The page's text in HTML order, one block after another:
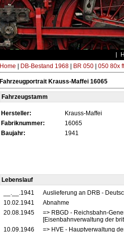
Home DB-Bestand 1968| BR 050| 050 80x ff
Fahrzeugportrait Krauss-Maffei 16065
Fahrzeugstamm
Hersteller:
Krauss-Maffei
Fabriknummer:
16065
Baujahr:
1941
Lebenslauf
__.__.1941
Auslieferung an DRB -
10.02.1941
Abnahme
20.08.1945
=> RBGD - Reichsbahn-
[Eisenbahnverwaltung der
10.09.1946
=> HVE - Hauptverwaltung